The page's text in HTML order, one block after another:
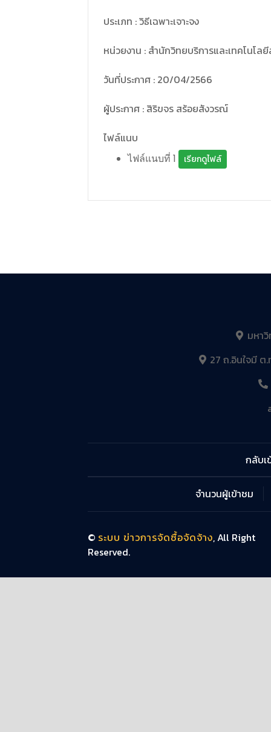
ประเภท : วิธีเฉพาะเจาะจง
หน่วยงาน : สำนักวิทยบริการและเทคโนโล
วันที่ประกาศ : 20/04/2566
ผู้ประกาศ : สิริขจร สร้อยสังวรณ์
ไฟล์แนบ
ไฟล์แนบที่ 1 เรียกดูไฟล์
มหา
27 ถ.อินใจมี
กลับเ
จำนวนผู้เข้าชม
© ระบบ ข่าวการจัดซื้อจัดจ้าง, All Right
Reserved.